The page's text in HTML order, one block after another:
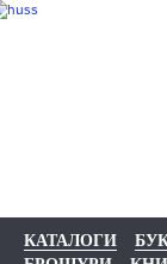
КАТАЛОГИ